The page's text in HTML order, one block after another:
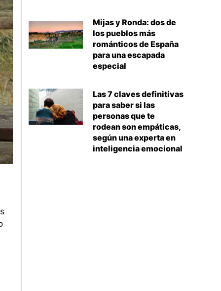
Mijas y Ronda: dos de
los pueblos más
románticos de España
para una escapada
especial
Las 7 claves definitivas
para saber si las
personas que te
rodean son empáticas,
según una experta en
inteligencia emocional